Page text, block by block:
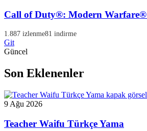
Call of Duty®: Modern
1.887 izlenme81 indirme
Git
Güncel
Son Eklenenler
9 Ağu 2026
Teacher Waifu Türkçe Yama